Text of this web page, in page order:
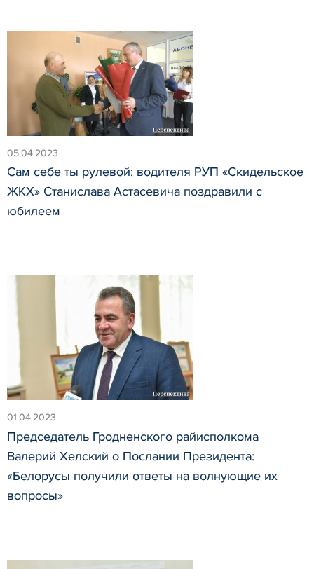
05.04.2023
Сам себе ты рулевой: водителя РУП «Скидельское
ЖКХ» Станислава Астасевича поздравили с
юбилеем
01.04.2023
Председатель Гродненского райисполкома
Валерий Хелский о Послании Президента:
«Белорусы получили ответы на волнующие их
вопросы»